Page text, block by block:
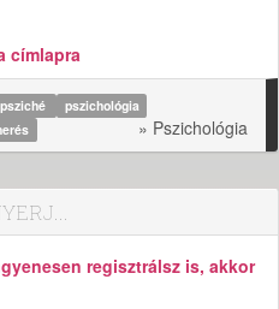
címlapra
psziché
pszichológia
» Pszichológia
regisztrálsz is, akkor